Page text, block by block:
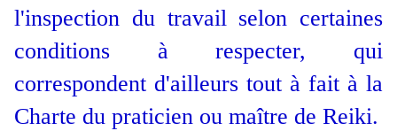
l'inspection du travail selon certaines
conditions à respecter, qui
correspondent d'ailleurs tout à fait à la
Charte du praticien ou maître de Reiki.